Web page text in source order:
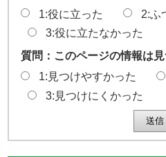
1:役に立った
2:ふ
3:役に立たなかった
質問：このページの情報は
1:見つけやすかった
3:見つけにくかった